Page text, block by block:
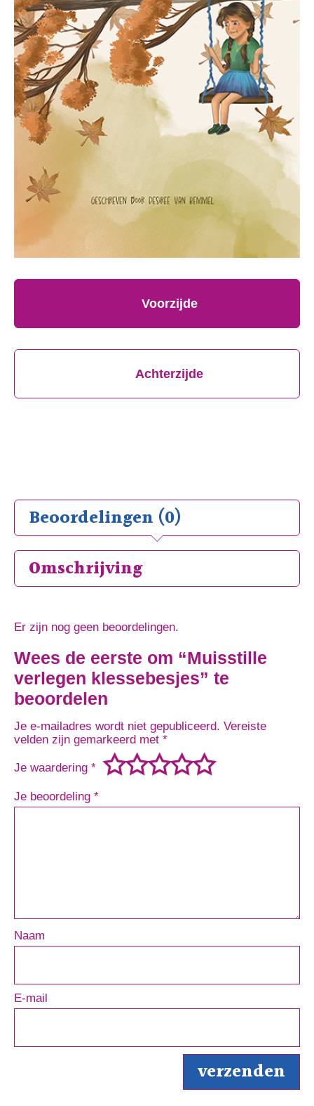
Voorzijde
Achterzijde
Beoordelingen (0)
Omschrijving
Er zijn nog geen beoordelingen.
Wees de eerste om “Muisstille
verlegen klessebesjes” te
beoordelen
Je e-mailadres wordt niet gepubliceerd. Vereiste
velden zijn gemarkeerd met *
Je waardering *
Je beoordeling *
Naam
E-mail